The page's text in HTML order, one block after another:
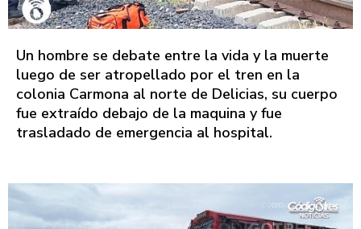
Un hombre se debate entre la vida y la muerte
luego de ser atropellado por el tren en la
colonia Carmona al norte de Delicias, su cuerpo
fue extraído debajo de la maquina y fue
trasladado de emergencia al hospital.